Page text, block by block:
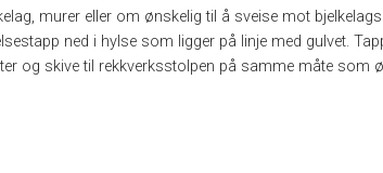
murer eller om ønskelig til å sveise mot
ned i hylse som ligger på linje med gulvet.
og skive til rekkverksstolpen på samme måte som